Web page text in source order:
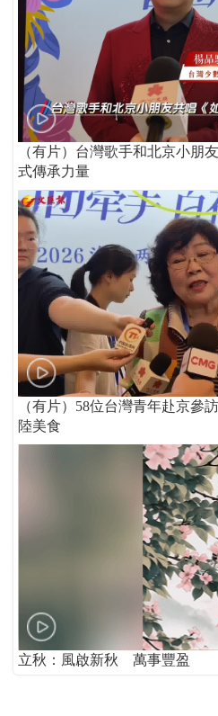
（有片）台灣歌手和北京小
式傳承力量
（有片）58位台灣青年赴京
陸美食
立秋：風啟新秋 萬事豐盈